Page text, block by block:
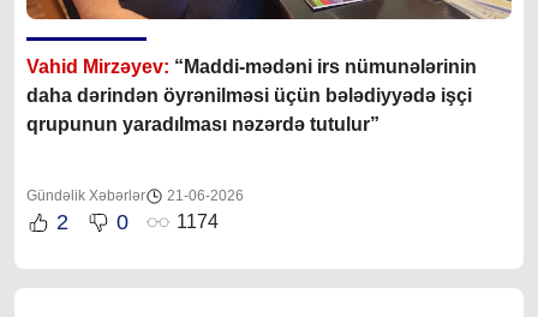
Vahid Mirzəyev: “Maddi-mədəni irs nümunələrinin
daha dərindən öyrənilməsi üçün bələdiyyədə işçi
qrupunun yaradılması nəzərdə tutulur”
Gündəlik Xəbərlər 21-06-2026
2 0 1174